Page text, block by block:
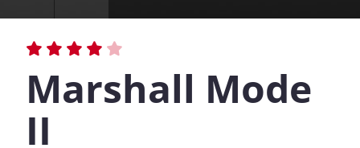
Marshall Mode
II